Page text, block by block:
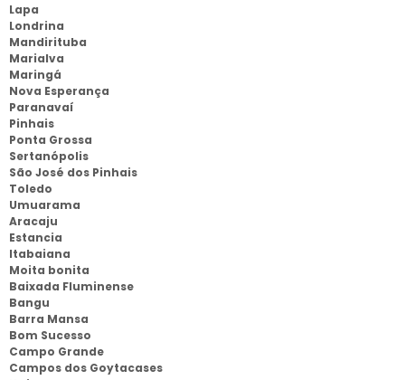
Lapa
Londrina
Mandirituba
Marialva
Maringá
Nova Esperança
Paranavaí
Pinhais
Ponta Grossa
Sertanópolis
São José dos Pinhais
Toledo
Umuarama
Aracaju
Estancia
Itabaiana
Moita bonita
Baixada Fluminense
Bangu
Barra Mansa
Bom Sucesso
Campo Grande
Campos dos Goytacases